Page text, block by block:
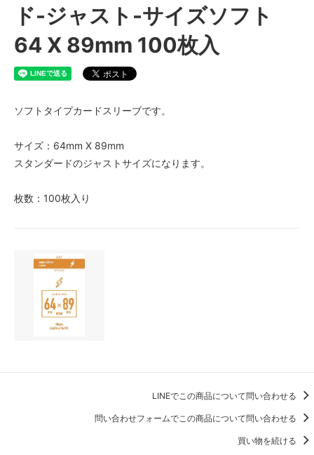
ド-ジャスト-サイズソフト
64 X 89mm 100枚入
ソフトタイプカードスリーブです。
サイズ：64mm X 89mm
スタンダードのジャストサイズになります。
枚数：100枚入り
LINEでこの商品について問い合わせる
問い合わせフォームでこの商品について問い合わせる
買い物を続ける